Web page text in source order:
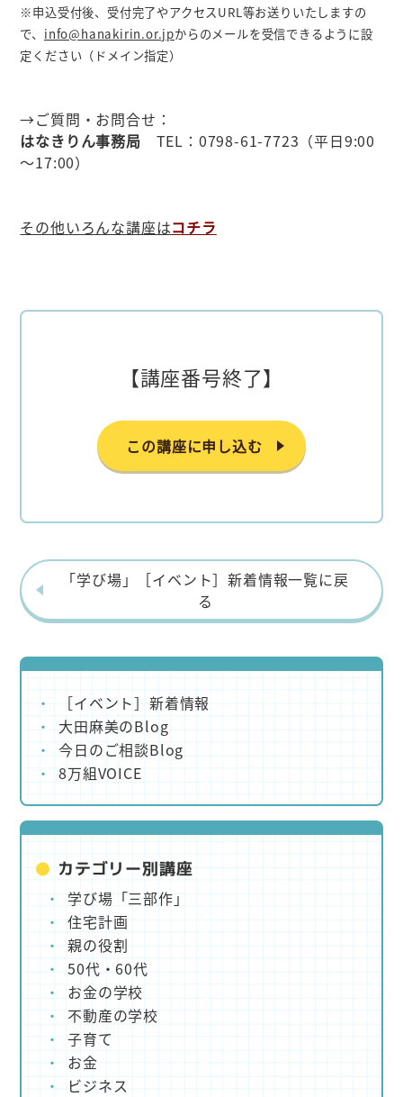
※申込受付後、受付完了やアクセスURL等お送りいたしますの
で、 info@hanakirin.or.jpからのメールを受信できるように設
定ください（ドメイン指定）
→ご質問・お問合せ：
はなきりん事務局 TEL：0798-61-7723（平日9:00
～17:00）
その他いろんな講座はコチラ
【講座番号終了】
この講座に申し込む
「学び場」［イベント］新着情報一覧に戻
る
［イベント］新着情報
大田麻美のBlog
今日のご相談Blog
8万組VOICE
カテゴリー別講座
学び場「三部作」
住宅計画
親の役割
50代・60代
お金の学校
不動産の学校
子育て
お金
ビジネス